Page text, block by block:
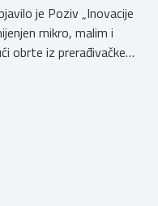
je Poziv „Inovacije
mikro, malim i
obrte iz prerađivačke